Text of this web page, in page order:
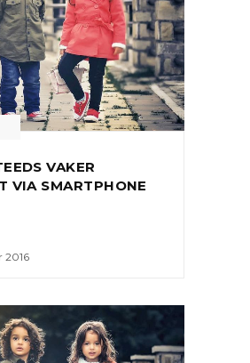
VAKER
VIA SMARTPHONE
2016